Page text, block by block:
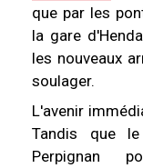
que par les
la gare
les nouveaux
soulager.
L'avenir
Tandis que
Perpignan